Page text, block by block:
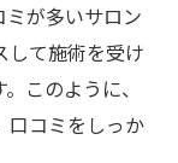
が多いサロン
して施術を受け
このように、
口コミをしっか